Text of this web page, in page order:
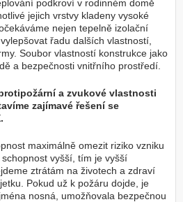
podkroví v rodinném domě
jejich vrstvy kladeny vysoké
nejen tepelně izolační
řadu dalších vlastností,
Soubor vlastností konstrukce jako
a bezpečnosti vnitřního prostředí.
a zvukové vlastnosti
zajímavé řešení se
maximálně omezit riziko vzniku
vyšší, tím je vyšší
ztrátám na životech a zdraví
Pokud už k požáru dojde, je
nosná, umožňovala bezpečnou